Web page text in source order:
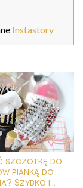
Instastory
szczotkę do
pianką do
Szybko i...